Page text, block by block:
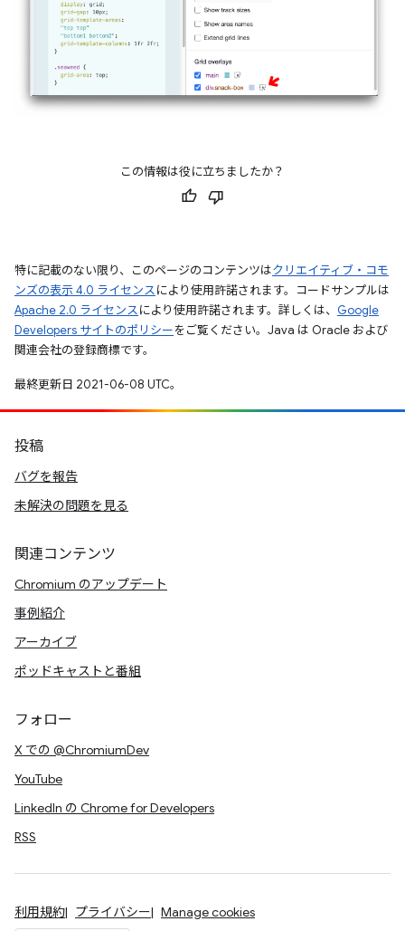
この情報は役に立ちましたか？
特に記載のない限り、このページのコンテンツはクリエイティブ・コモ
ンズの表示 4.0 ライセンスにより使用許諾されます。コードサンプルは
Apache 2.0 ライセンスにより使用許諾されます。詳しくは、 Google
Developers サイトのポリシーをご覧ください。Java は Oracle および
関連会社の登録商標です。
最終更新日 2021-06-08 UTC。
投稿
バグを報告
未解決の問題を見る
関連コンテンツ
Chromium のアップデート
事例紹介
アーカイブ
ポッドキャストと番組
フォロー
X での @ChromiumDev
YouTube
LinkedIn の Chrome for Developers
RSS
利用規約 プライバシー Manage cookies